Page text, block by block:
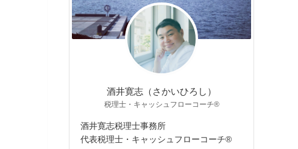
酒井寛志（さかいひろし）
税理士・キャッシュフローコーチ®
酒井寛志税理士事務所
代表税理士・キャッシュフローコーチ®